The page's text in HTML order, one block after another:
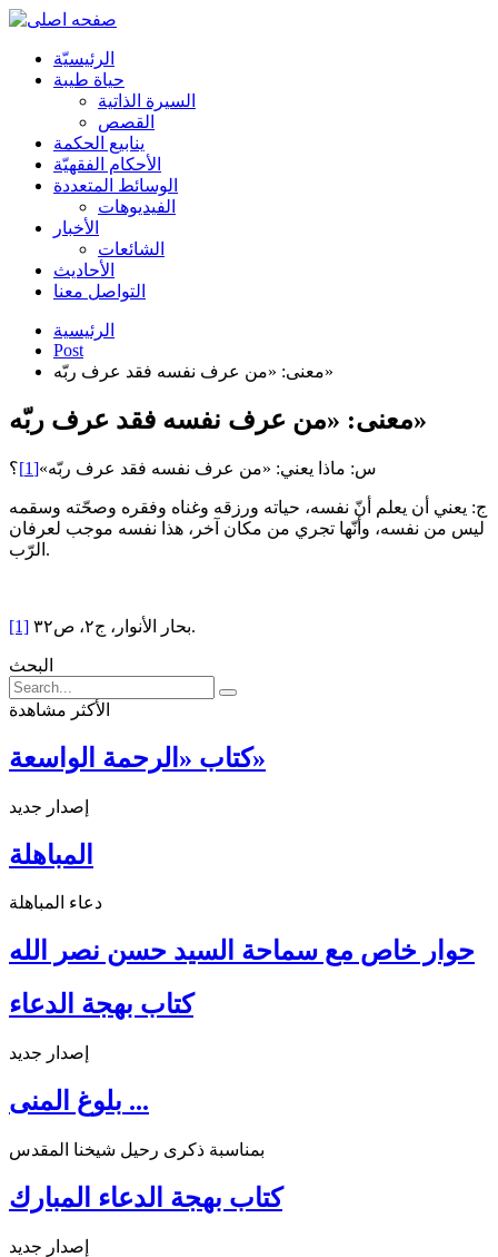
الرئیسیّة
حياة طيبة
السيرة الذاتية
القصص
ينابيع الحكمة
الأحکام الفقهیّة
الوسائط المتعددة
الفیدیوهات
الأخبار
الشائعات
الأحادیث
التواصل معنا
الرئيسية
Post
معنى: «من عرف نفسه فقد عرف ربّه»
معنى: «من عرف نفسه فقد عرف ربّه»
س: ماذا يعني: «من عرف نفسه فقد عرف ربّه»[1] ؟
ج: يعني أن يعلم أنّ نفسه، حياته ورزقه وغناه وفقره وصحّته وسقمه
ليس من نفسه، وأنّها تجري من مكان آخر، هذا نفسه موجب لعرفان
الرّب.
[1] بحار الأنوار، ج٢، ص٣٢.
البحث
الأكثر مشاهدة
كتاب «الرحمة الواسعة»
إصدار جديد
المباهلة
دعاء المباهلة
حوار خاص مع سماحة السيد حسن نصر الله
كتاب بهجة الدعاء
إصدار جديد
بلوغ المنى ...
بمناسبة ذكرى رحيل شيخنا المقدس
كتاب بهجة الدعاء المبارك
إصدار جديد